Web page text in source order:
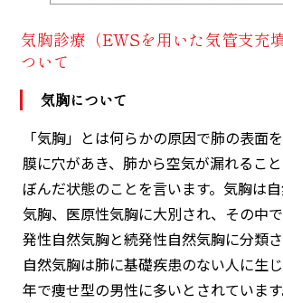
気胸診療（EWSを用いた気管支充
ついて
気胸について
「気胸」とは何らかの原因で肺の表面
膜に穴があき、肺から空気が漏れるこ
ぼんだ状態のことを言います。気胸は
気胸、医原性気胸に大別され、その中
発性自然気胸と続発性自然気胸に分類
自然気胸は肺に基礎疾患のない人に生
年で痩せ型の男性に多いとされていま